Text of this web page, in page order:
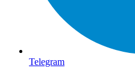
Telegram